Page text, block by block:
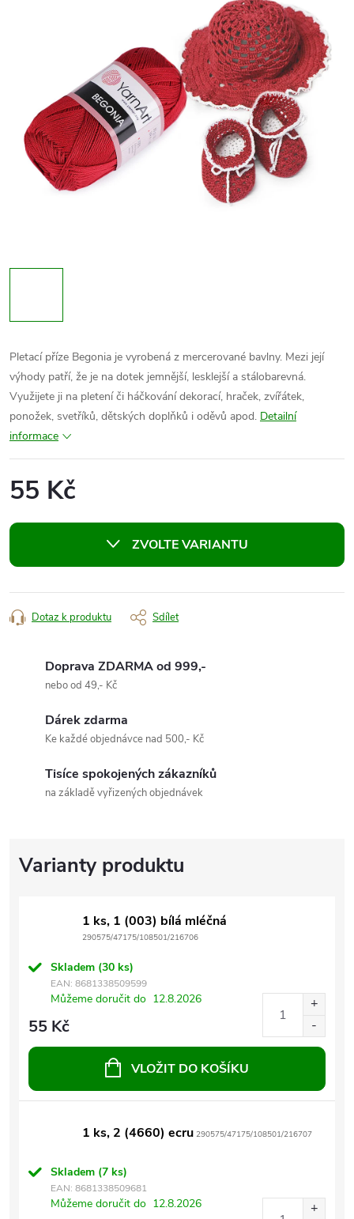
Pletací příze Begonia je vyrobená z mercerované bavlny. Mezi její
výhody patří, že je na dotek jemnější, lesklejší a stálobarevná.
Využijete ji na pletení či háčkování dekorací, hraček, zvířátek,
ponožek, svetříků, dětských doplňků i oděvů apod. Detailní
informace
55 Kč
cena:
ZVOLTE VARIANTU
Dotaz k produktu Sdílet
Doprava ZDARMA od 999,-
nebo od 49,- Kč
Dárek zdarma
Ke každé objednávce nad 500,- Kč
Tisíce spokojených zákazníků
na základě vyřizených objednávek
1 ks, 1 (003) bílá mléčná
290575/47175/108501/216706
Skladem (30 ks)
EAN: 8681338509599
Můžeme doručit do 12.8.2026
55 Kč
VLOŽIT DO KOŠÍKU
1 ks, 2 (4660) ecru 290575/47175/108501/216707
Skladem (7 ks)
EAN: 8681338509681
Můžeme doručit do 12.8.2026